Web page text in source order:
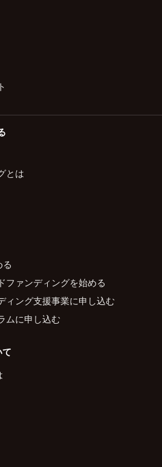
とは
ファンディングを始める
ィング支援事業に申し込む
ムに申し込む